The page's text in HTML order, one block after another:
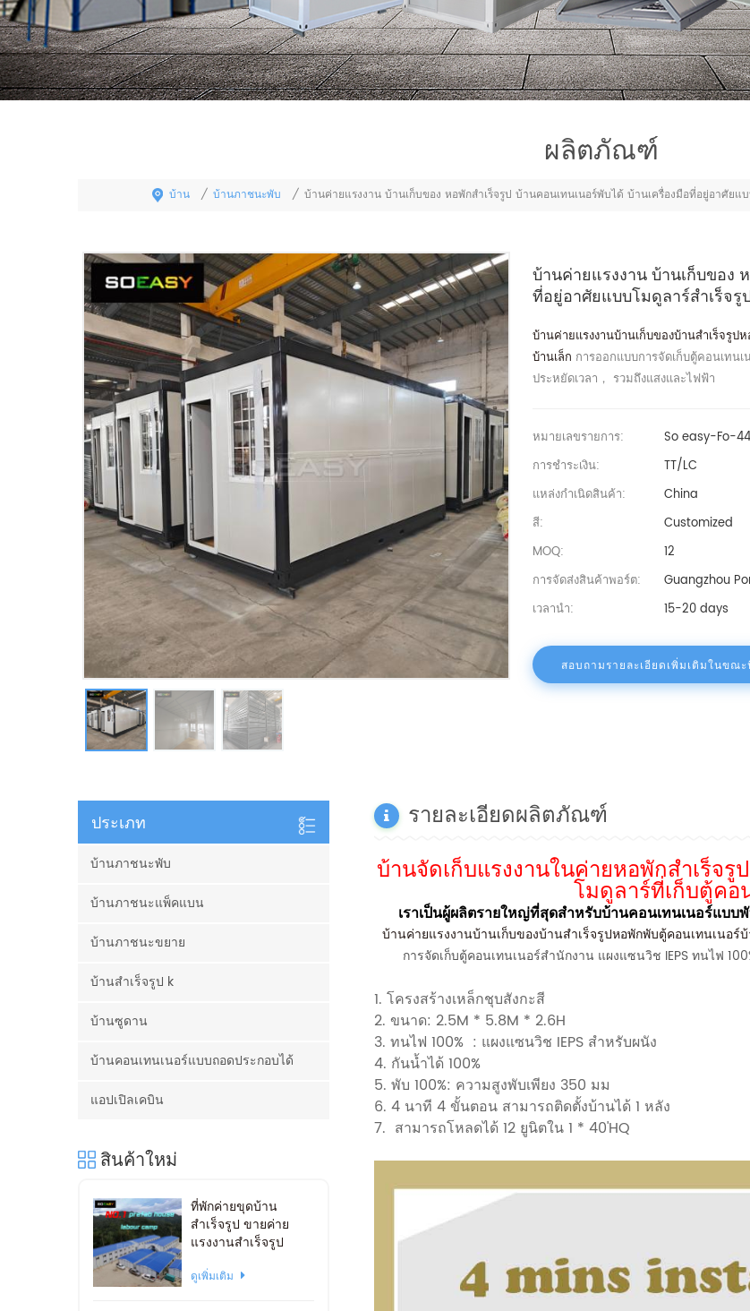
ผลิตภัณฑ์
บ้าน / บ้านภาชนะพับ / บ้านค่ายแรงงาน บ้านเก็บของ หอพักสำเร็จรูป บ้านคอนเทนเนอร์พับได้ บ้านเครื่องมือที่อยู่อาศัยแ
บ้านค่ายแรงงาน บ้านเก็บของ
ที่อยู่อาศัยแบบโมดูลาร์สำเร็จรู
บ้านค่ายแรงงานบ้านเก็บของบ้านสำเร็จรู
บ้านเล็ก การออกแบบการจัดเก็บตู้คอนเทน
ประหยัดเวลา， รวมถึงแสงและไฟฟ้า
หมายเลขรายการ:
So easy-Fo-
การชำระเงิน:
TT/LC
แหล่งกำเนิดสินค้า:
China
สี:
Customized
MOQ:
12
การจัดส่งสินค้าพอร์ต:
Guangzhou
เวลานำ:
15-20 days
สอบถามรายละเอียดเพิ่มเติมในขณะ
รายละเอียดผลิตภัณฑ์
บ้านจัดเก็บแรงงานในค่ายหอพักสำเร็จ
โมดูลาร์ที่เก็บตู้คอ
เราเป็นผู้ผลิตรายใหญ่ที่สุดสำหรับบ้านคอนเทนเนอร์แบ
บ้านค่ายแรงงานบ้านเก็บของบ้านสำเร็จรูปหอพักพับตู้คอนเทนเนอร์
การจัดเก็บตู้คอนเทนเนอร์สำนักงาน แผงแซนวิช IEPS ทนไฟ
1. โครงสร้างเหล็กชุบสังกะสี
2. ขนาด: 2.5M * 5.8M * 2.6H
3. ทนไฟ 100% : แผงแซนวิช IEPS สำหรับผนัง
4. กันน้ำได้ 100%
5. พับ 100%: ความสูงพับเพียง 350 มม
6. 4 นาที 4 ขั้นตอน สามารถติดตั้งบ้านได้ 1 หลัง
7. สามารถโหลดได้ 12 ยูนิตใน 1 * 40'HQ
ประเภท
บ้านภาชนะพับ
บ้านภาชนะแพ็คแบน
บ้านภาชนะขยาย
บ้านสำเร็จรูป k
บ้านซูดาน
บ้านคอนเทนเนอร์แบบถอดประกอบได้
แอปเปิลเคบิน
สินค้าใหม่
ที่พักค่ายขุดบ้าน
สำเร็จรูป ขายค่าย
แรงงานสำเร็จรูป
ดูเพิ่มเติม